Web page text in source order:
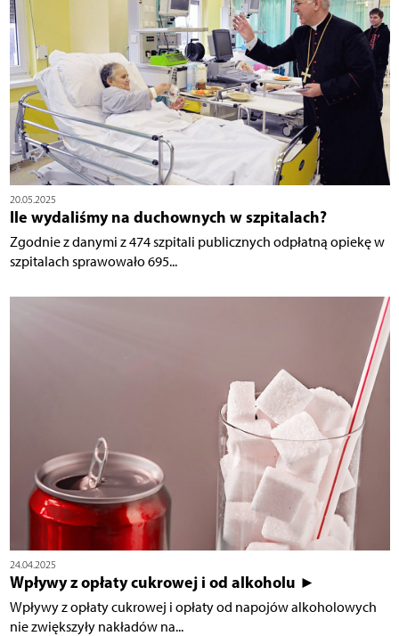
20.05.2025
Ile wydaliśmy na duchownych w szpitalach?
Zgodnie z danymi z 474 szpitali publicznych odpłatną opiekę w
szpitalach sprawowało 695...
24.04.2025
Wpływy z opłaty cukrowej i od alkoholu ►
Wpływy z opłaty cukrowej i opłaty od napojów alkoholowych
nie zwiększyły nakładów na...